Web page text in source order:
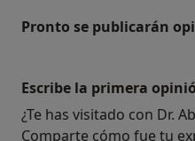
Pronto se publicarán
Escribe la primera
¿Te has visitado con Dr.
Comparte cómo fue tu